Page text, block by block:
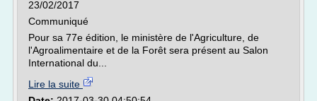
23/02/2017
Communiqué
Pour sa 77e édition, le ministère de l'Agriculture, de
l'Agroalimentaire et de la Forêt sera présent au Salon
International du...
Lire la suite